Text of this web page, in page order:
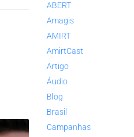
ABERT
Amagis
AMIRT
AmirtCast
Artigo
Áudio
Blog
Brasil
Campanhas